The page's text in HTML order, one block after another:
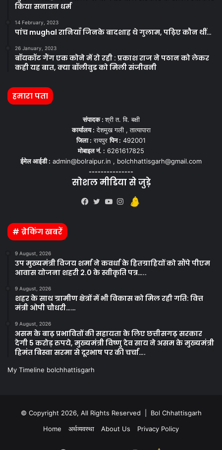
किया सनातन धर्म
14 February, 2023
पांच mughal रानियाँ जिनके बादशाह थे गुलाम, पढ़िए कौन थीं…
26 January, 2023
बॉयकॉट गैंग एक कोने में रो रही : प्रकाश राज ने पठान को लेकर
कही यह बात, क्या बॉलीवुड को मिली संजीवनी
हमारा पता
संपादक :श्री त. वि. बक्षी
कार्यालय : देशमुख गली , तात्यापारा
जिला : रायपुरपिन : 492001
मोबाइल नं. : 6261617825
ईमेल आईडी : admin@bolraipur.in , bolchhattisgarh@gmail.com
---------------
सोशल मीडिया से जुड़े
# ब्रेकिंग खबरें
9 August, 2026
उप मुख्यमंत्री विजय शर्मा ने कवर्धा के हितग्राहियों को सौंपे पीएम
आवास योजना शहरी 2.0 के स्वीकृति पत्र…..
9 August, 2026
शहर के साथ ग्रामीण क्षेत्रों में भी विकास को मिल रही गति: वित्त
मंत्री ओपी चौधरी……
9 August, 2026
असम के बाढ़ प्रभावितों की सहायता के लिए छत्तीसगढ़ सरकार
देगी 5 करोड़ रुपये, मुख्यमंत्री विष्णु देव साय ने असम के मुख्यमंत्री
हिमंत बिस्वा सरमा से दूरभाष पर की चर्चा….
My Timeline bolchhattisgarh
© Copyright 2026, All Rights Reserved | Bol Chhattisgarh
Home
अर्थव्यवस्था About Us Privacy Policy